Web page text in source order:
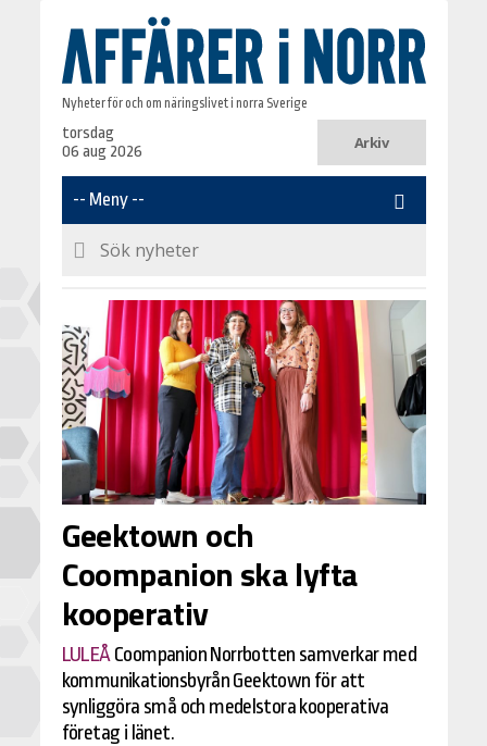
Nyheter för och om näringslivet i norra Sverige
torsdag
06 aug 2026
Arkiv
Geektown och
Coompanion ska lyfta
kooperativ
LULEÅ Coompanion Norrbotten samverkar med
kommunikationsbyrån Geektown för att
synliggöra små och medelstora kooperativa
företag i länet.